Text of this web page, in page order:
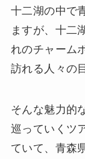
十二湖の中で
ますが、十二
れのチャーム
訪れる人々の
そんな魅力的
巡っていくツ
ていて、青森